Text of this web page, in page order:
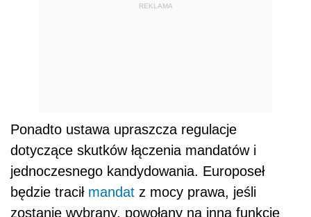
REKLAMA
Ponadto ustawa upraszcza regulacje
dotyczące skutków łączenia mandatów i
jednoczesnego kandydowania. Europoseł
będzie tracił mandat z mocy prawa, jeśli
zostanie wybrany, powołany na inną funkcję